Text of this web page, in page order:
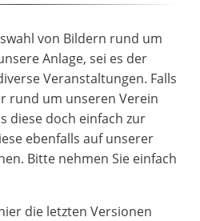
von Bildern rund um
Anlage, sei es der
Veranstaltungen. Falls
rund um unseren Verein
diese doch einfach zur
ebenfalls auf unserer
Bitte nehmen Sie einfach
die letzten Versionen